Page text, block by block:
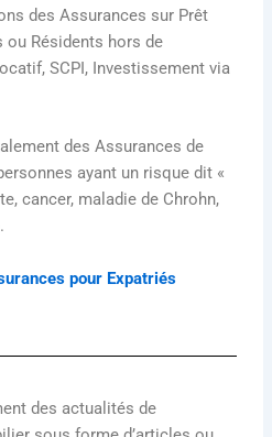
des Assurances sur Prêt
ou Résidents hors de
SCPI, Investissement via
des Assurances de
ayant un risque dit «
cancer, maladie de Chrohn,
pour Expatriés
des actualités de